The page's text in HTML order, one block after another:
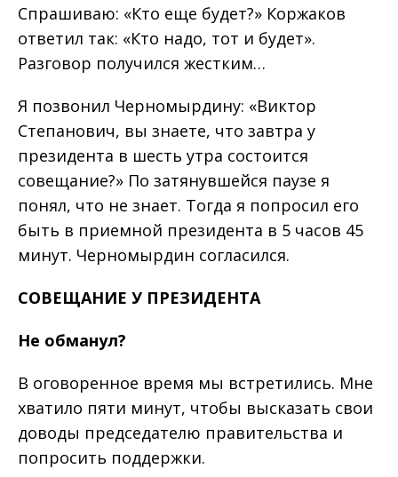
Спрашиваю: «Кто еще будет?» Коржаков
ответил так: «Кто надо, тот и будет».
Разговор получился жестким…
Я позвонил Черномырдину: «Виктор
Степанович, вы знаете, что завтра у
президента в шесть утра состоится
совещание?» По затянувшейся паузе я
понял, что не знает. Тогда я попросил его
быть в приемной президента в 5 часов 45
минут. Черномырдин согласился.
СОВЕЩАНИЕ У ПРЕЗИДЕНТА
Не обманул?
В оговоренное время мы встретились. Мне
хватило пяти минут, чтобы высказать свои
доводы председателю правительства и
попросить поддержки.